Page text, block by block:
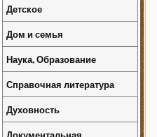
Детское
Дом и семья
Наука, Образование
Справочная литература
Духовность